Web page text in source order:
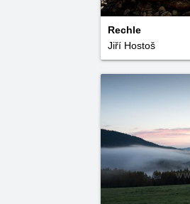
Rechle
Jiří Hostoš